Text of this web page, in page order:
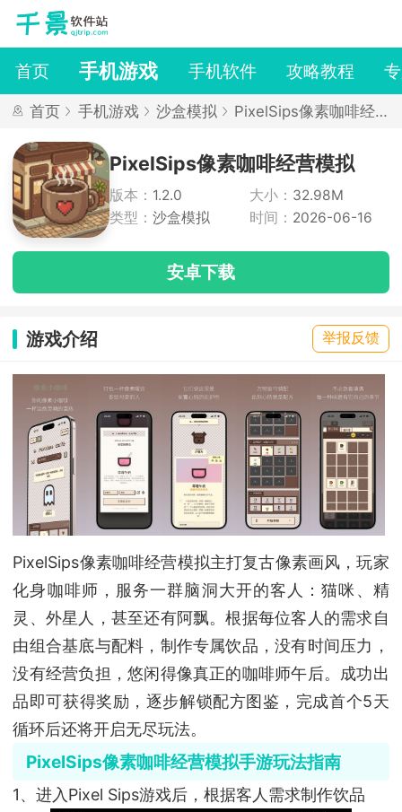
首页 手机游戏 手机软件 攻略教程
首页 手机游戏 沙盒模拟
PixelSips像素咖啡经
PixelSips像素咖啡经营模拟
版本： 1.2.0 大小： 32.98M
类型： 沙盒模拟 时间： 2026-06-16
安卓下载
游戏介绍 举报反馈
PixelSips像素咖啡经营模拟主打复古像素画风，玩家
化身咖啡师，服务一群脑洞大开的客人：猫咪、精
灵、外星人，甚至还有阿飘。根据每位客人的需求自
由组合基底与配料，制作专属饮品，没有时间压力，
没有经营负担，悠闲得像真正的咖啡师午后。成功出
品即可获得奖励，逐步解锁配方图鉴，完成首个5天
循环后还将开启无尽玩法。
PixelSips像素咖啡经营模拟手游玩法指南
1、进入Pixel Sips游戏后，根据客人需求制作饮品